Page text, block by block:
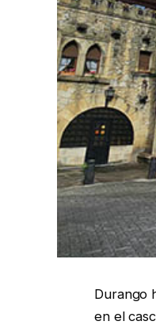
Durango
en el